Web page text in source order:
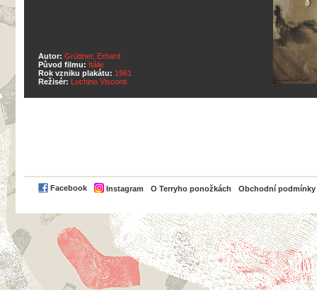
Autor: Grüttner, Erhard
Původ filmu: Itálie
Rok vzniku plakátu: 1961
Režisér: Luchino Visconti
Facebook Instagram O Terryho ponožkách Obchodní podmínky
PayPal